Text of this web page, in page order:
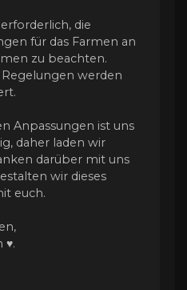
die
für das Farmen an
zu beachten.
werden
Anpassungen ist uns
daher laden wir
darüber mit uns
wir dieses
euch.
♥.